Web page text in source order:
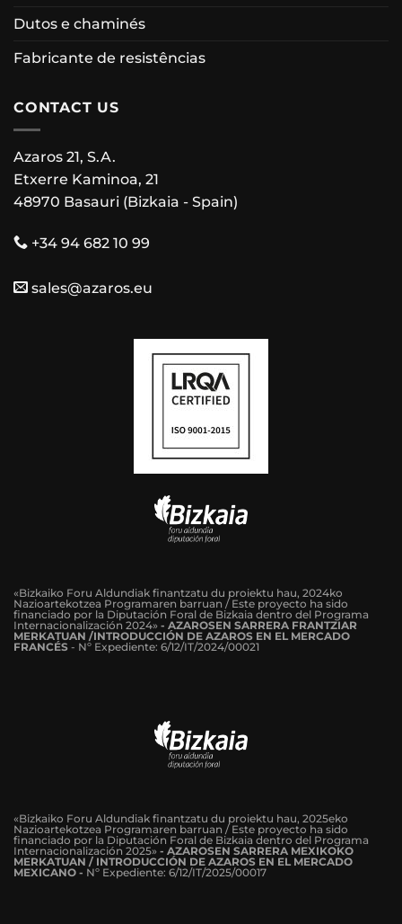
Dutos e chaminés
Fabricante de resistências
CONTACT US
Azaros 21, S.A.
Etxerre Kaminoa, 21
48970 Basauri (Bizkaia - Spain)
+34 94 682 10 99
sales@azaros.eu
«Bizkaiko Foru Aldundiak finantzatu du proiektu hau, 2024ko
Nazioartekotzea Programaren barruan / Este proyecto ha sido
financiado por la Diputación Foral de Bizkaia dentro del Programa
Internacionalización 2024» - AZAROSEN SARRERA FRANTZIAR
MERKATUAN /INTRODUCCIÓN DE AZAROS EN EL MERCADO
FRANCÉS - Nº Expediente: 6/12/IT/2024/00021
«Bizkaiko Foru Aldundiak finantzatu du proiektu hau, 2025eko
Nazioartekotzea Programaren barruan / Este proyecto ha sido
financiado por la Diputación Foral de Bizkaia dentro del Programa
Internacionalización 2025» - AZAROSEN SARRERA MEXIKOKO
MERKATUAN / INTRODUCCIÓN DE AZAROS EN EL MERCADO
MEXICANO - Nº Expediente: 6/12/IT/2025/00017